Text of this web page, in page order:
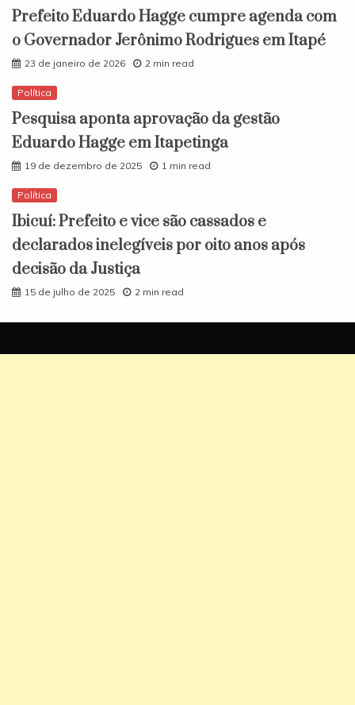
Prefeito Eduardo Hagge cumpre agenda com
o Governador Jerônimo Rodrigues em Itapé
23 de janeiro de 2026 2 min read
Política
Pesquisa aponta aprovação da gestão
Eduardo Hagge em Itapetinga
19 de dezembro de 2025 1 min read
Política
Ibicuí: Prefeito e vice são cassados e
declarados inelegíveis por oito anos após
decisão da Justiça
15 de julho de 2025 2 min read